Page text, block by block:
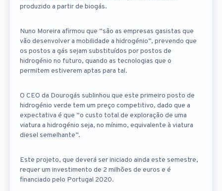
produzido a partir de biogás.
Nuno Moreira afirmou que “são as empresas gasistas que
vão desenvolver a mobilidade a hidrogénio”, prevendo que
os postos a gás sejam substituídos por postos de
hidrogénio no futuro, quando as tecnologias que o
permitem estiverem aptas para tal.
O CEO da Dourogás sublinhou que este primeiro posto de
hidrogénio verde tem um preço competitivo, dado que a
expectativa é que “o custo total de exploração de uma
viatura a hidrogénio seja, no mínimo, equivalente à viatura
diesel semelhante”.
Este projeto, que deverá ser iniciado ainda este semestre,
requer um investimento de 2 milhões de euros e é
financiado pelo Portugal 2020.